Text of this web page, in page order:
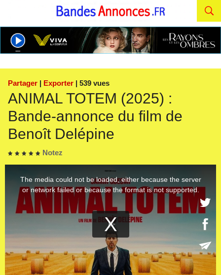
Partager | Exporter | 539 vues
ANIMAL TOTEM (2025) :
Bande-annonce du film de
Benoît Delépine
Notez